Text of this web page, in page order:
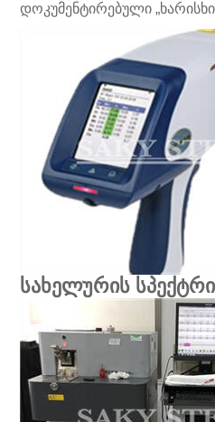
დოკუმენტირებული
სახელურის